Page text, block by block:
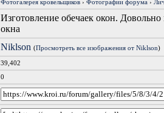
Фотогалерея кровельщиков› Фотографии форума›
Изготовление обечаек окон.
окна
Niklson (Просмотреть все изображения от Niklson)
39,402
0